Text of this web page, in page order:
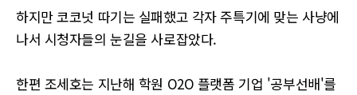
하지만 코코넛 따기는 실패했고 각자 주특기에 맞는 사냥에
나서 시청자들의 눈길을 사로잡았다.
한편 조세호는 지난해 학원 O2O 플랫폼 기업 '공부선배'를